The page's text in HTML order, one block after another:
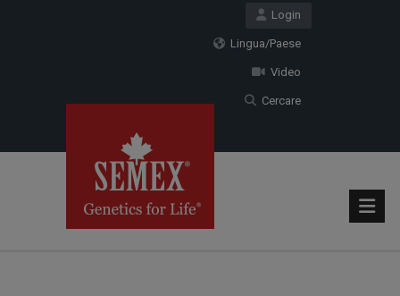
Login
Lingua/Paese
Video
Cercare